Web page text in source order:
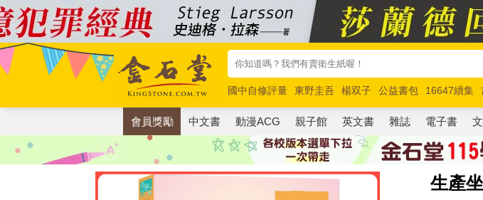
國中自修評量 東野圭吾 楊双子 公益書包 16647續集
唯紅花綻放
奧德賽 路邊攤新作 馬斯克 玩具總動員5
會員獎勵 中文書 動漫ACG 親子館 英文書 雜誌 電子書
生產